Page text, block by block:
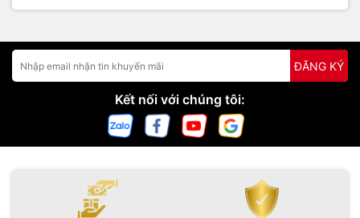
ĐĂNG KÝ
Kết nối với chúng tôi: